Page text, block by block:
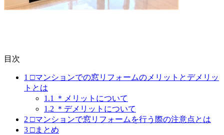
目次
1 □マンションでの窓リフォームのメリットとデメリッ
トとは
1.1
＊メリットについて
1.2 ＊デメリットについて
2 □マンションで窓リフォームを行う際の注意点とは
3 □まとめ